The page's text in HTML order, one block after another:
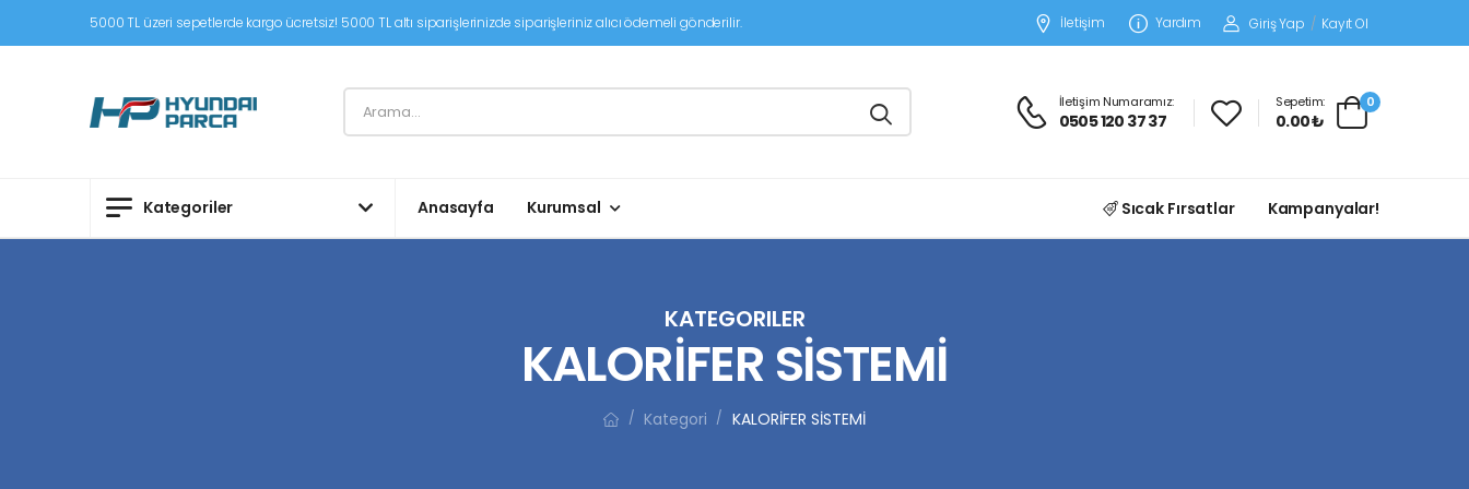
5000 TL üzeri sepetlerde kargo ücretsiz! 5000 TL altı siparişlerinizde siparişleriniz alıcı ödemeli gönderilir. İletişim Yardım Giriş Yap / Kayıt Ol
İletişim Numaramız:
0505 120 37 37
Sepetim:
0.00 ₺
0
Kategoriler Anasayfa Kurumsal Sıcak Fırsatlar Kampanyalar!
KATEGORILER
KALORİFER SİSTEMİ
/ Kategori / KALORİFER SİSTEMİ